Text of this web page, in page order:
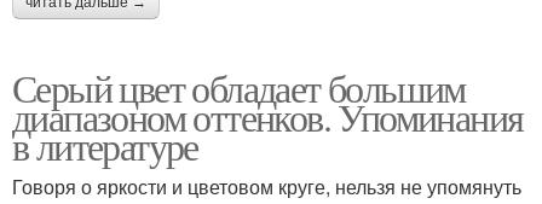
Серый цвет обладает большим
диапазоном оттенков. Упоминания
в литературе
Говоря о яркости и цветовом круге, нельзя не упомянуть